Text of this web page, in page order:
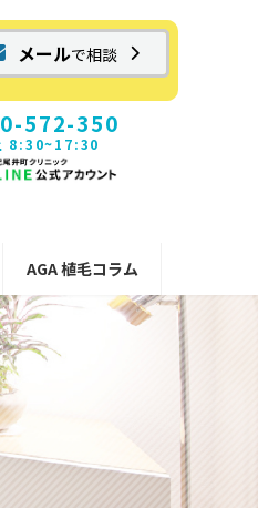
メールで相談
572-350
8:30~17:30
AGA 植毛コラム